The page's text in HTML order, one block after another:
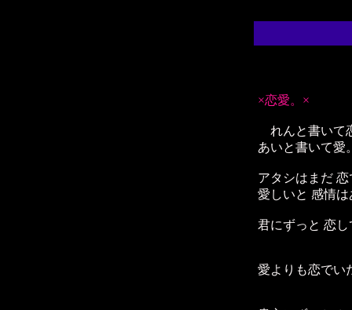
×恋愛。×
れんと書いて
あいと書いて愛
アタシはまだ
愛しいと 感情
君にずっと 恋
愛よりも恋でい